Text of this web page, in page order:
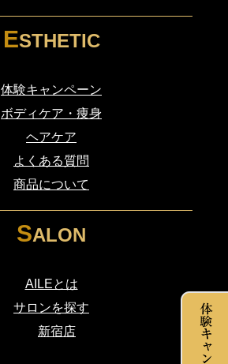
ESTHETIC
体験キャンペーン
ボディケア・痩身
ヘアケア
よくある質問
商品について
SALON
AILEとは
サロンを探す
新宿店